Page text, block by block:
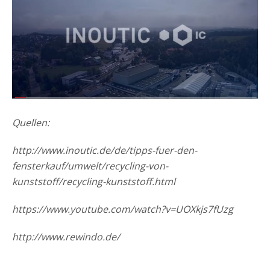
Quellen:
http://www.inoutic.de/de/tipps-fuer-den-
fensterkauf/umwelt/recycling-von-
kunststoff/recycling-kunststoff.html
https://www.youtube.com/watch?v=UOXkjs7fUzg
http://www.rewindo.de/